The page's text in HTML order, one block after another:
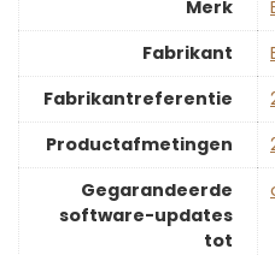
Merk
Fabrikant
Fabrikantreferentie
Productafmetingen
Gegarandeerde
software-updates
tot